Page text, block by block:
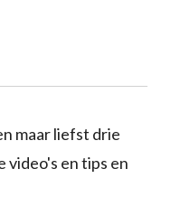
maar liefst drie
video's en tips en